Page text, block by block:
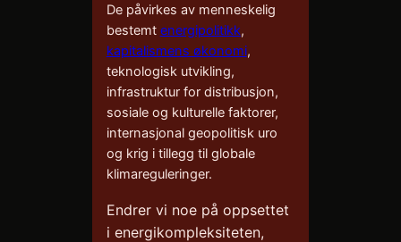
De påvirkes av menneskelig
bestemt energipolitikk,
kapitalismens økonomi,
teknologisk utvikling,
infrastruktur for distribusjon,
sosiale og kulturelle faktorer,
internasjonal geopolitisk uro
og krig i tillegg til globale
klimareguleringer.
Endrer vi noe på oppsettet
i energikompleksiteten,